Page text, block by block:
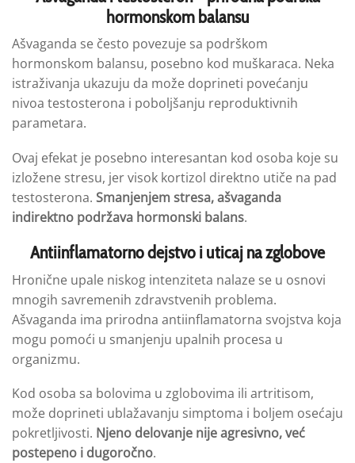
hormonskom balansu
Ašvaganda se često povezuje sa podrškom
hormonskom balansu, posebno kod muškaraca. Neka
istraživanja ukazuju da može doprineti povećanju
nivoa testosterona i poboljšanju reproduktivnih
parametara.
Ovaj efekat je posebno interesantan kod osoba koje su
izložene stresu, jer visok kortizol direktno utiče na pad
testosterona. Smanjenjem stresa, ašvaganda
indirektno podržava hormonski balans.
Antiinflamatorno dejstvo i uticaj na zglobove
Hronične upale niskog intenziteta nalaze se u osnovi
mnogih savremenih zdravstvenih problema.
Ašvaganda ima prirodna antiinflamatorna svojstva koja
mogu pomoći u smanjenju upalnih procesa u
organizmu.
Kod osoba sa bolovima u zglobovima ili artritisom,
može doprineti ublažavanju simptoma i boljem osećaju
pokretljivosti. Njeno delovanje nije agresivno, već
postepeno i dugoročno.